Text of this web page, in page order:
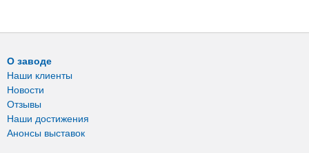
О заводе
Наши клиенты
Новости
Отзывы
Наши достижения
Анонсы выставок